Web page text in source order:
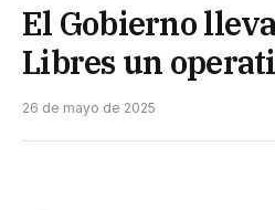
El Gobierno
Libres un
26 de mayo de 2025